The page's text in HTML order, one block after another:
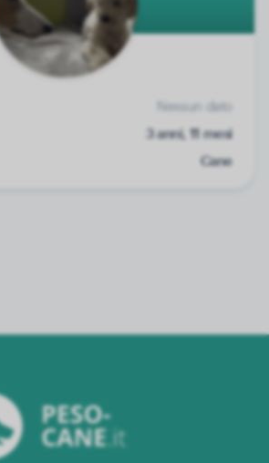
Nessun dato
3 anni, 11 mesi
Cane